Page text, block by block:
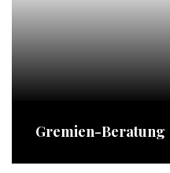
Gremien-Beratung